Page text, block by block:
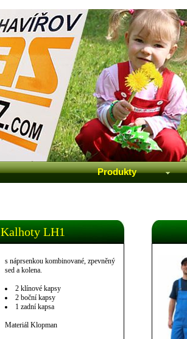
Produkty
Kalhoty LH1
s náprsenkou kombinované, zpevněný
sed a kolena.
2 klínové kapsy
2 boční kapsy
1 zadní kapsa
Materiál Klopman